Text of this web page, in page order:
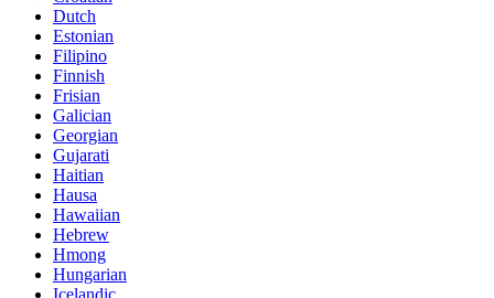
Dutch
Estonian
Filipino
Finnish
Frisian
Galician
Georgian
Gujarati
Haitian
Hausa
Hawaiian
Hebrew
Hmong
Hungarian